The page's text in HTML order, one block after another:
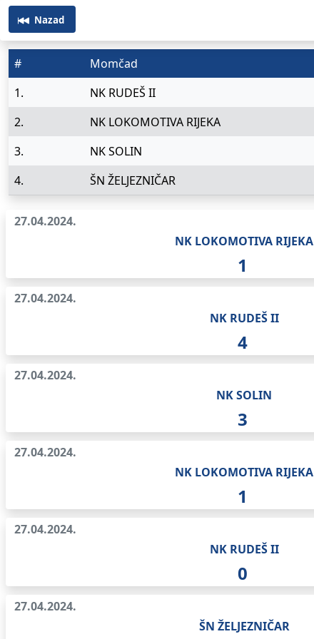
Nazad
# Momčad
1.
NK RUDEŠ II
2.
NK LOKOMOTIVA RIJEKA
3.
NK SOLIN
4.
ŠN ŽELJEZNIČAR
27.04.2024.
NK LOKOMOTIVA RIJEKA
1
27.04.2024.
NK RUDEŠ II
4
27.04.2024.
NK SOLIN
3
27.04.2024.
NK LOKOMOTIVA RIJEKA
1
27.04.2024.
NK RUDEŠ II
0
27.04.2024.
ŠN ŽELJEZNIČAR